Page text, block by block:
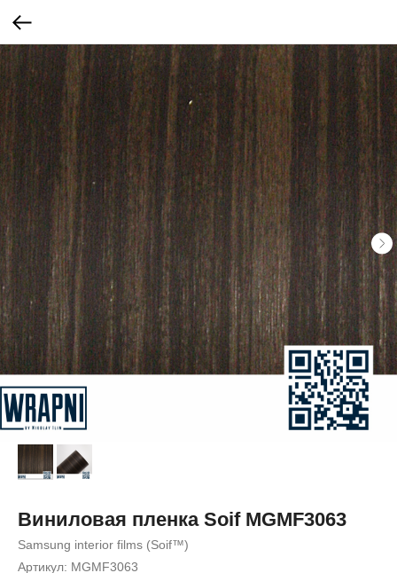
Виниловая пленка Soif MGMF3063
Samsung interior films (Soif™)
Артикул: MGMF3063